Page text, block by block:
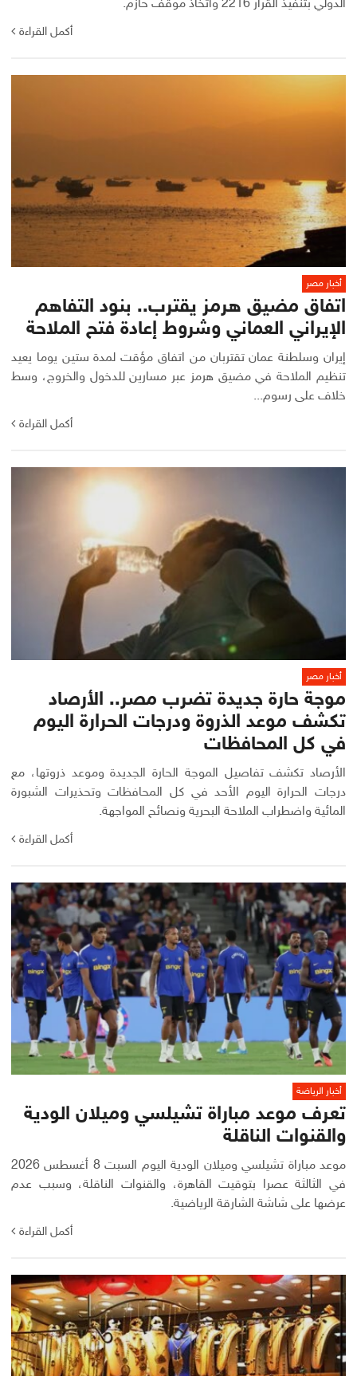
الدولي بتنفيذ القرار 2216 واتخاذ موقف حازم.
أكمل القراءة
أخبار مصر
اتفاق مضيق هرمز يقترب.. بنود التفاهم
الإيراني العماني وشروط إعادة فتح الملاحة
إيران وسلطنة عمان تقتربان من اتفاق مؤقت لمدة ستين يوما يعيد
تنظيم الملاحة في مضيق هرمز عبر مسارين للدخول والخروج، وسط
خلاف على رسوم...
أكمل القراءة
أخبار مصر
موجة حارة جديدة تضرب مصر.. الأرصاد
تكشف موعد الذروة ودرجات الحرارة اليوم
في كل المحافظات
الأرصاد تكشف تفاصيل الموجة الحارة الجديدة وموعد ذروتها، مع
درجات الحرارة اليوم الأحد في كل المحافظات وتحذيرات الشبورة
المائية واضطراب الملاحة البحرية ونصائح المواجهة.
أكمل القراءة
أخبار الرياضة
تعرف موعد مباراة تشيلسي وميلان الودية
والقنوات الناقلة
موعد مباراة تشيلسي وميلان الودية اليوم السبت 8 أغسطس 2026
في الثالثة عصرا بتوقيت القاهرة، والقنوات الناقلة، وسبب عدم
عرضها على شاشة الشارقة الرياضية.
أكمل القراءة